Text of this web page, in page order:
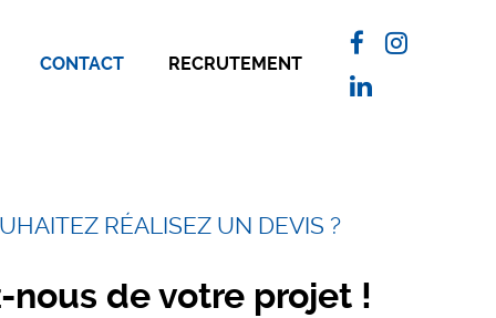
CONTACT RECRUTEMENT
RÉALISEZ UN DEVIS ?
nous de votre projet !